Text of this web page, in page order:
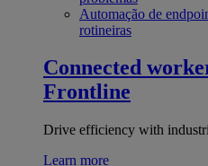
Automação de
rotineiras
Connected
Frontline
Drive efficiency with
Learn more